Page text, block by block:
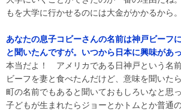
もを大学に行かせるのには大金がかかるから。
あなたの息子コビーさんの名前は神戸ビーフ
と聞いたんですが。いつから日本に興味があ
本当だよ！ アメリカである日神戸という名
ビーフを妻と食べたんだけど、意味を聞いた
町の名前でもあると聞いておもしろいなと思っ
子どもが生まれたらジョーとかトムとか普通